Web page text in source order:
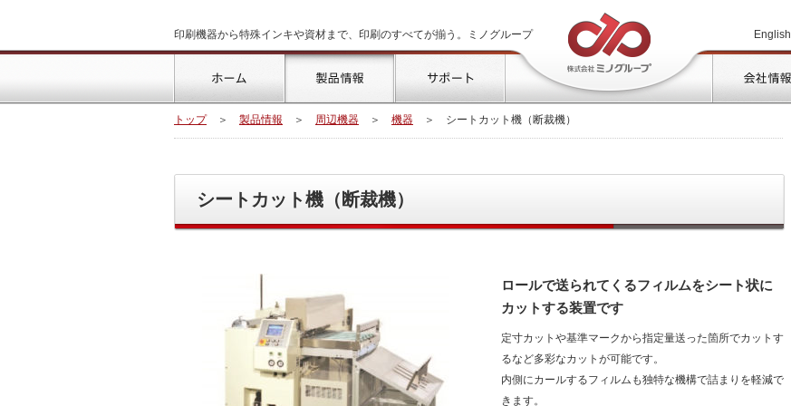
印刷機器から特殊インキや資材まで、印刷のすべてが揃う。ミノグループ
English
トップ
製品情報 サポート
トップ ＞ 製品情報 ＞ 周辺機器 ＞ 機器 ＞ シートカット機（断裁機）
シートカット機（断裁機）
ロールで送られてくるフィルムをシート状に
カットする装置です
定寸カットや基準マークから指定量送った箇所でカットす
るなど多彩なカットが可能です。
内側にカールするフィルムも独特な機構で詰まりを軽減で
きます。